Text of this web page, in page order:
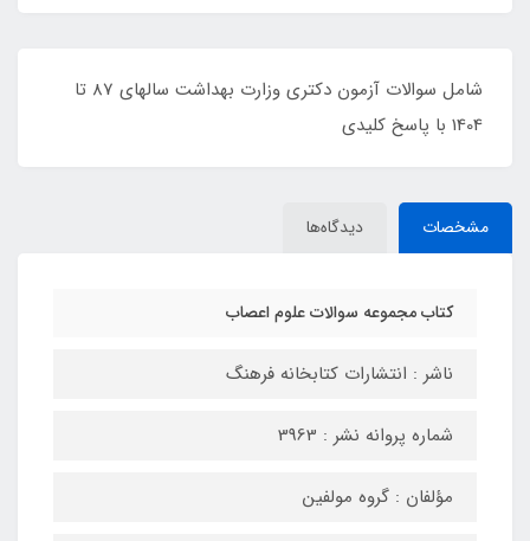
شامل سوالات آزمون دکتری وزارت بهداشت سالهای 87 تا
1404 با پاسخ کلیدی
مشخصات دیدگاه‌ها
کتاب مجموعه سوالات علوم اعصاب
ناشر : انتشارات کتابخانه فرهنگ
شماره پروانه نشر : 3963
مؤلفان : گروه مولفین